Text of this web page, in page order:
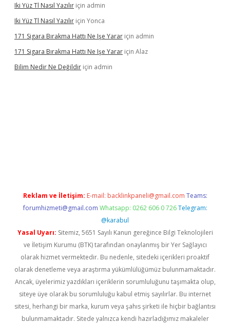
Iki Yüz Tl Nasıl Yazılır için admin
Iki Yüz Tl Nasıl Yazılır için Yonca
171 Sigara Bırakma Hattı Ne Işe Yarar için admin
171 Sigara Bırakma Hattı Ne Işe Yarar için Alaz
Bilim Nedir Ne Değildir için admin
Reklam ve İletişim: E-mail: backlinkpaneli@gmail.com Teams:
forumhizmeti@gmail.com Whatsapp: 0262 606 0 726 Telegram:
@karabul
Yasal Uyarı: Sitemiz, 5651 Sayılı Kanun gereğince Bilgi Teknolojileri
ve İletişim Kurumu (BTK) tarafından onaylanmış bir Yer Sağlayıcı
olarak hizmet vermektedir. Bu nedenle, sitedeki içerikleri proaktif
olarak denetleme veya araştırma yükümlülüğümüz bulunmamaktadır.
Ancak, üyelerimiz yazdıkları içeriklerin sorumluluğunu taşımakta olup,
siteye üye olarak bu sorumluluğu kabul etmiş sayılırlar. Bu internet
sitesi, herhangi bir marka, kurum veya şahıs şirketi ile hiçbir bağlantısı
bulunmamaktadır. Sitede yalnızca kendi hazırladığımız makaleler